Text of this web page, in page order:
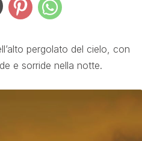
pergolato del cielo, con
e sorride nella notte.